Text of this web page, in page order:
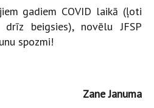
gadiem COVID laikā (ļoti
beigsies), novēlu JFSP
spozmi!
Zane Januma